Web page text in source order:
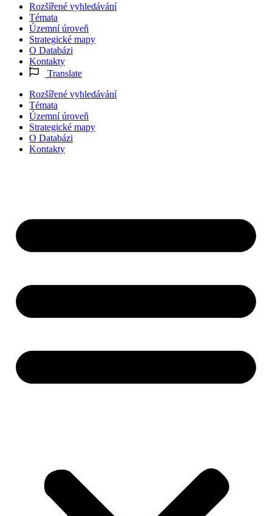
Rozšířené vyhledávání
Témata
Územní úroveň
Strategické mapy
O Databázi
Kontakty
Translate
Rozšířené vyhledávání
Témata
Územní úroveň
Strategické mapy
O Databázi
Kontakty